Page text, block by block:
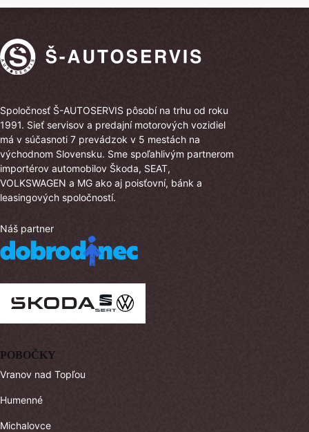
Spoločnosť Š-AUTOSERVIS pôsobí na trhu od roku
1991. Sieť servisov a predajní motorových vozidiel
má v súčasnoti 7 prevádzok v 5 mestách na
východnom Slovensku. Sme spoľahlivým partnerom
importérov automobilov Škoda, SEAT,
VOLKSWAGEN a MG ako aj poisťovní, bánk a
leasingových spoločností.
Náš partner
POBOČKY
Vranov nad Topľou
Humenné
Michalovce